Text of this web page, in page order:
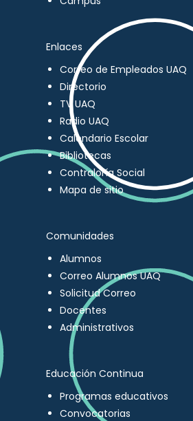
Enlaces
Correo de Empleados UAQ
Directorio
TV UAQ
Radio UAQ
Calendario Escolar
Bibliotecas
Contraloría Social
Mapa de sitio
Comunidades
Alumnos
Correo Alumnos UAQ
Solicitud Correo
Docentes
Administrativos
Educación Continua
Programas educativos
Convocatorias